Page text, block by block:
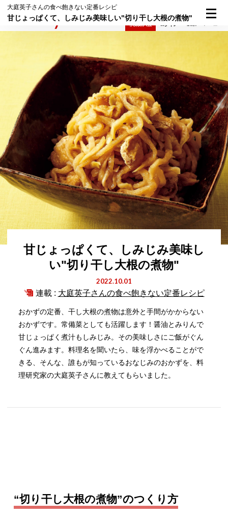
大庭英子さんの食べ飽きない定番レシピ
甘じょっぱくて、しみじみ美味しい"切り干し大根の煮物"
甘じょっぱくて、しみじみ美味し
い"切り干し大根の煮物"
2022.10.01
連載 : 大庭英子さんの食べ飽きない定番レシピ
おかずの定番、干し大根の煮物は意外と手間がかからない
おかずです。常備菜としても活躍します！醤油とみりんで
甘じょっぱく煮汁もしみじみ。その美味しさにご飯がぐん
ぐん進みます。料理名を聞いたら、味を浮かべることがで
きる、そんな、誰もが知っているおなじみのおかずを、料
理研究家の大庭英子さんに教えてもらいました。
“切り干し大根の煮物”のつくり方